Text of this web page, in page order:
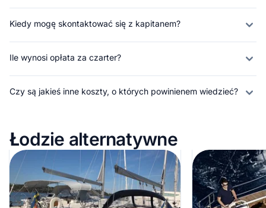
Kiedy mogę skontaktować się z kapitanem?
Ile wynosi opłata za czarter?
Czy są jakieś inne koszty, o których powinienem wiedzieć?
Łodzie alternatywne